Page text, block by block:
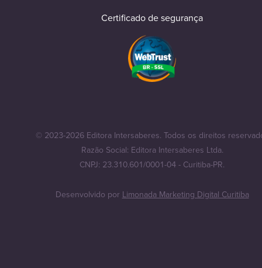
Certificado de segurança
© 2023-2026 Editora Intersaberes. Todos os direitos
Razão Social: Editora Intersaberes Ltda.
CNPJ: 23.310.601/0001-04 - Curitiba-PR.
Desenvolvido por Limonada Marketing Digital Curitiba